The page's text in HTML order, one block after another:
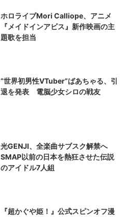
ホロライブMori Calliope、アニメ
『メイドインアビス』新作映画の主
題歌を担当
“世界初男性VTuber”ばあちゃる、引
退を発表 電脳少女シロの戦友
光GENJI、全楽曲サブスク解禁へ
SMAP以前の日本を熱狂させた伝説
のアイドル7人組
『超かぐや姫！』公式スピンオフ漫